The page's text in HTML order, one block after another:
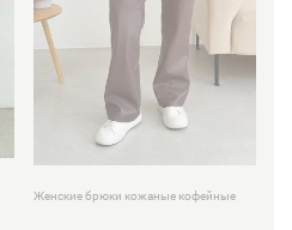
Женские брюки кожаные кофейные